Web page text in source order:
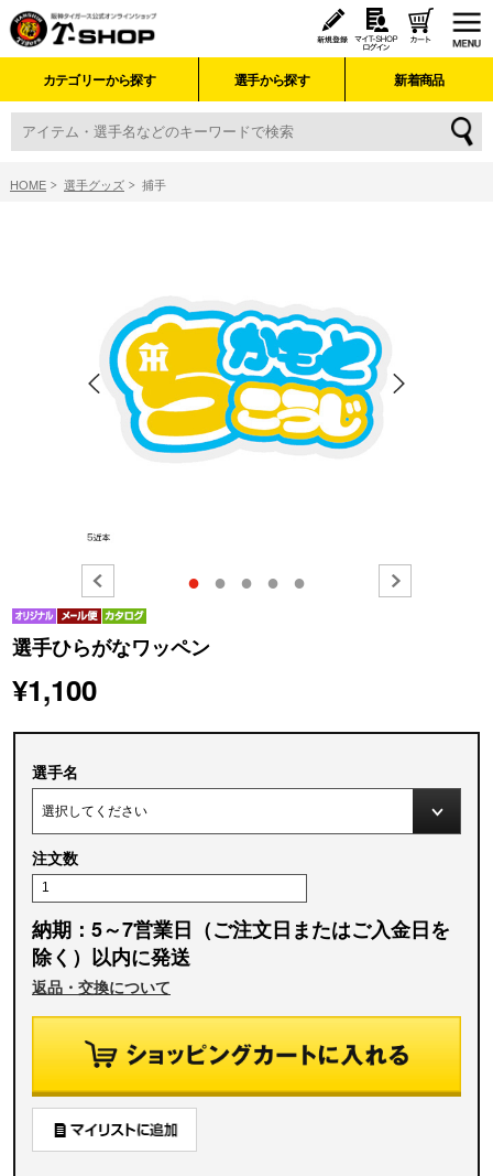
カテゴリーから探す 選手から探す 新着商品
HOME 選手グッズ 捕手
● ● ● ● ●
選手ひらがなワッペン
¥1,100
選手名
注文数
納期：5～7営業日（ご注文日またはご入金日を
除く）以内に発送
返品・交換について